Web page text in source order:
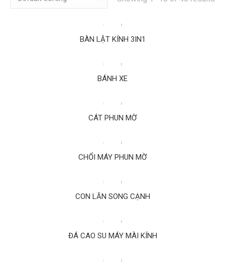
BÀN LẬT KÍNH 3IN1
BÁNH XE
CÁT PHUN MỜ
CHỔI MÁY PHUN MỜ
CON LĂN SONG CẠNH
ĐÁ CAO SU MÁY MÀI KÍNH